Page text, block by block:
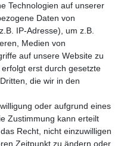
Technologien auf unserer
Daten von
IP-Adresse), um z.B.
Medien von
auf unsere Website zu
erst durch gesetzte
die wir in den
oder aufgrund eines
Zustimmung kann erteilt
Recht, nicht einzuwilligen
Zeitpunkt zu ändern oder